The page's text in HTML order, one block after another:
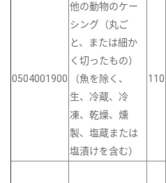
0504001900
他の動物のケー
シング（丸ご
と、または細か
く切ったもの）
（魚を除く、
生、冷蔵、冷
凍、乾燥、燻
製、塩蔵または
塩漬けを含む）
110